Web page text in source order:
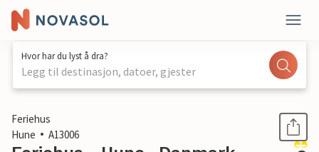
Hvor har du lyst å dra?
Legg til destinasjon, datoer, gjester
1 / 25
Feriehus
Hune
A13006